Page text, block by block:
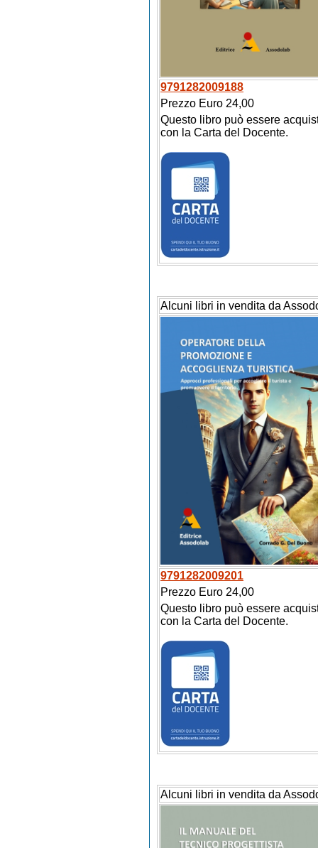
9791282009188
Prezzo Euro 24,00
Questo libro può essere
con la Carta del Docente.
Alcuni libri in vendita da
9791282009201
Prezzo Euro 24,00
Questo libro può essere
con la Carta del Docente.
Alcuni libri in vendita da